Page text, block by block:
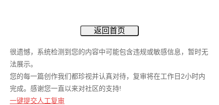
返回首页
很遗憾，系统检测到您的内容中可能包含违规或敏感信息，暂时无
法展示。
您的每一篇创作我们都珍视并认真对待，复审将在工作日2小时内
完成。感谢您一直以来对社区的支持!
一键提交人工复审